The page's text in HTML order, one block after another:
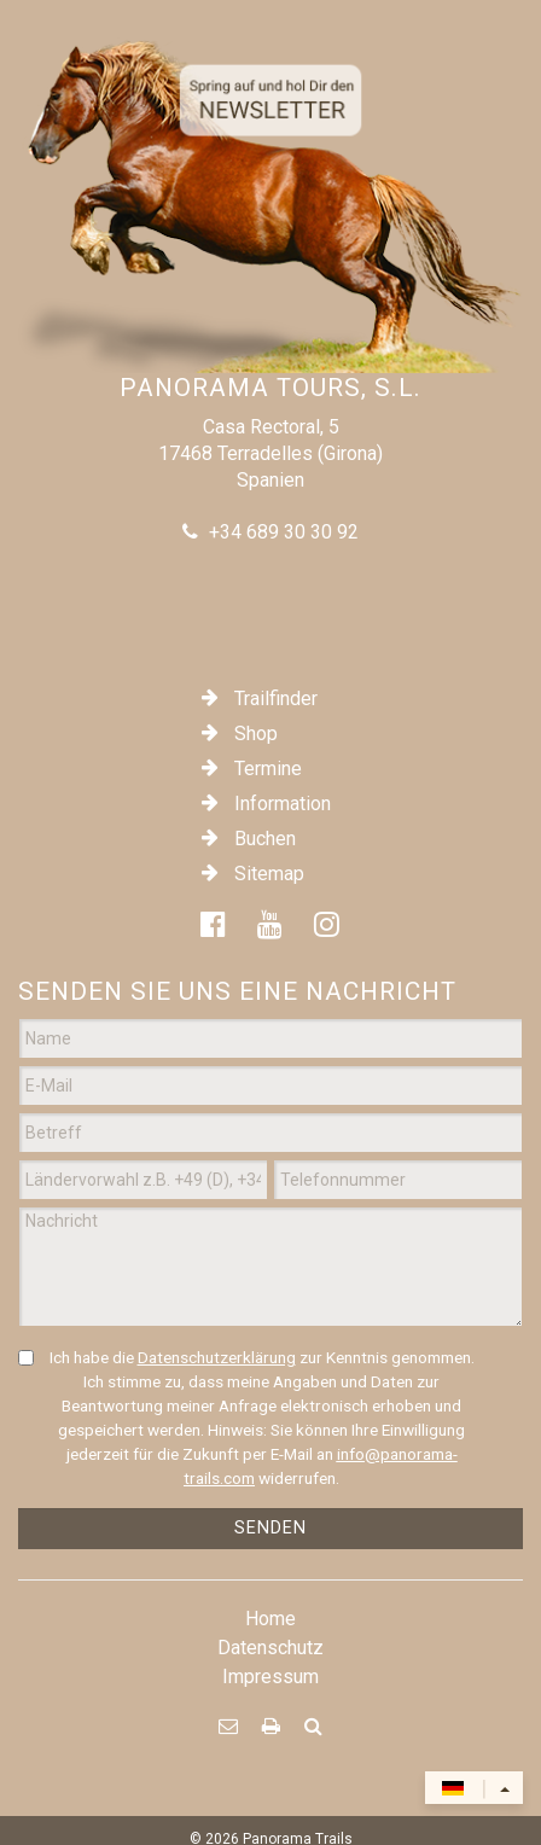
PANORAMA TOURS, S.L.
Casa Rectoral, 5
17468 Terradelles (Girona)
Spanien
+34 689 30 30 92
Trailfinder
Shop
Termine
Information
Buchen
Sitemap
SENDEN SIE UNS EINE NACHRICHT
Ich habe die Datenschutzerklärung zur Kenntnis genommen.
Ich stimme zu, dass meine Angaben und Daten zur
Beantwortung meiner Anfrage elektronisch erhoben und
gespeichert werden. Hinweis: Sie können Ihre Einwilligung
jederzeit für die Zukunft per E-Mail an info@panorama-
trails.com widerrufen.
SENDEN
Home
Datenschutz
Impressum
  
|
© 2026 Panorama Trails